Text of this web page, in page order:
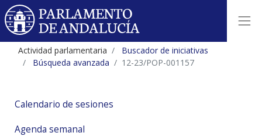
Actividad parlamentaria
Buscador de iniciativas
Búsqueda avanzada
12-23/POP-001157
Calendario de sesiones
Agenda semanal